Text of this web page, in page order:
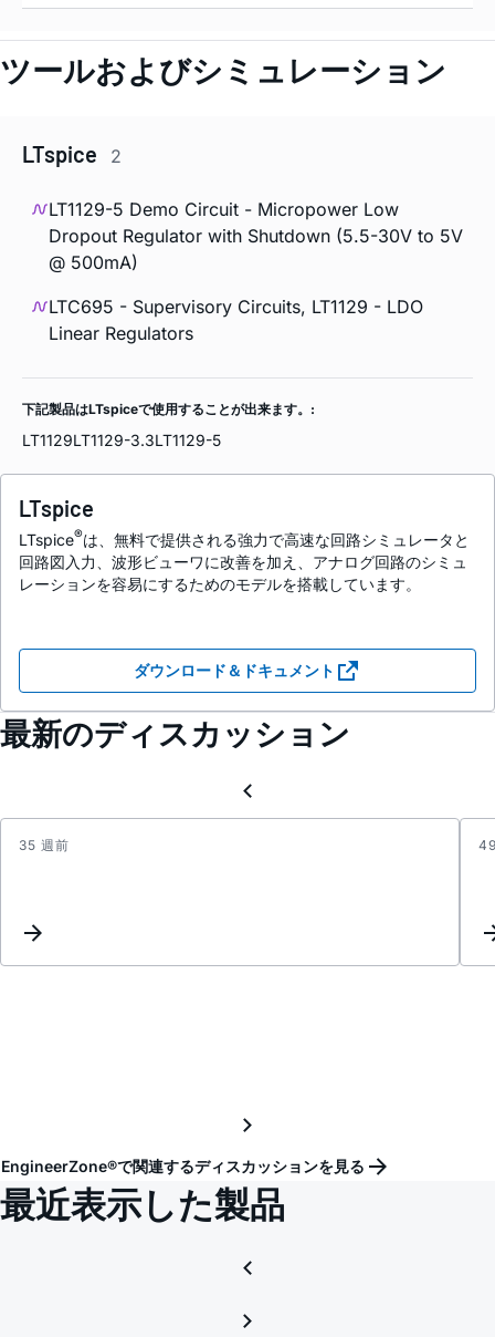
ツールおよびシミュレーション
LTspice 2
LT1129-5 Demo Circuit - Micropower Low
Dropout Regulator with Shutdown (5.5-30V to 5V
@ 500mA)
LTC695 - Supervisory Circuits, LT1129 - LDO
Linear Regulators
下記製品はLTspiceで使用することが出来ます。:
LT1129LT1129-3.3LT1129-5
LTspice
LTspice®は、無料で提供される強力で高速な回路シミュレータと
回路図入力、波形ビューワに改善を加え、アナログ回路のシミュ
レーションを容易にするためのモデルを搭載しています。
ダウンロード＆ドキュメント
最新のディスカッション
35 週前
EngineerZone®で関連するディスカッションを見る
最近表示した製品